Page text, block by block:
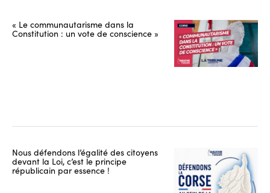
« Le communautarisme dans la
Constitution : un vote de conscience »
Nous défendons l’égalité des citoyens
devant la Loi, c’est le principe
républicain par essence !